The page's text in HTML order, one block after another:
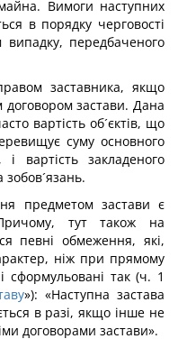
Вимоги наступних
в порядку черговості
передбаченого
заставника, якщо
застави. Дана
вартість об´єктів, що
суму основного
вартість закладеного
предметом застави є
тут також на
певні обмеження, які,
ніж при прямому
сформульовані так (ч. 1
»): «Наступна застава
в разі, якщо інше не
договорами застави».